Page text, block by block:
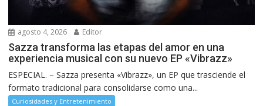
agosto 4, 2026 Editor
Sazza transforma las etapas del amor en una
experiencia musical con su nuevo EP «Vibrazz»
ESPECIAL. – Sazza presenta «Vibrazz», un EP que trasciende el
formato tradicional para consolidarse como una...
Curiosidades y Entretenimiento